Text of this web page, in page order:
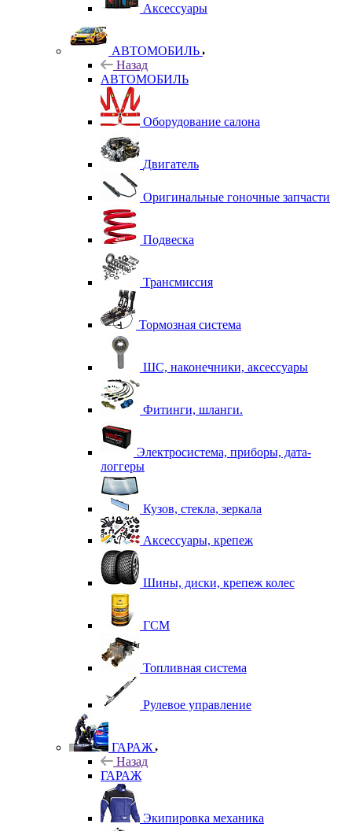
Аксессуары
АВТОМОБИЛЬ
Назад
АВТОМОБИЛЬ
Оборудование салона
Двигатель
Оригинальные гоночные запчасти
Подвеска
Трансмиссия
Тормозная система
ШС, наконечники, аксессуары
Фитинги, шланги.
Электросистема, приборы, дата-
логгеры
Кузов, стекла, зеркала
Аксессуары, крепеж
Шины, диски, крепеж колес
ГСМ
Топливная система
Рулевое управление
ГАРАЖ
Назад
ГАРАЖ
Экипировка механика